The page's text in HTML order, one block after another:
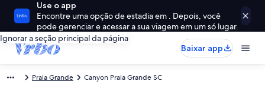
Use o app
Encontre uma opção de estadia em . Depois, você
pode gerenciar e acessar a sua viagem em um só lugar.
Ignorar a seção principal da página
Baixar app
Praia Grande Canyon Praia Grande SC